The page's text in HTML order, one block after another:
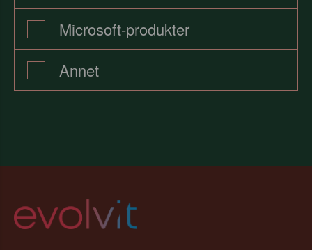
Microsoft-produkter
Annet